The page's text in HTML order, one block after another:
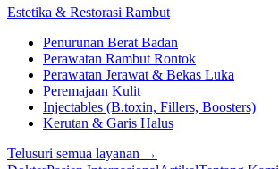
Estetika & Restorasi Rambut
Penurunan Berat Badan
Perawatan Rambut Rontok
Perawatan Jerawat & Bekas Luka
Peremajaan Kulit
Injectables (B.toxin, Fillers, Boosters)
Kerutan & Garis Halus
Telusuri semua layanan →